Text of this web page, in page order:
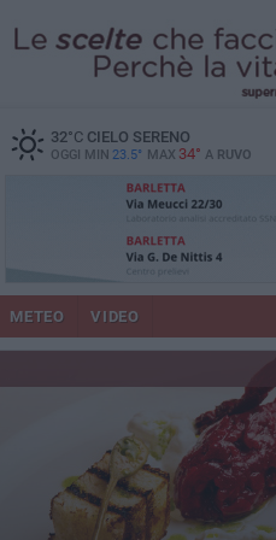
32°CCIELO SERENO
OGGI MIN 23.5° MAX 34° A RUVO
METEO VIDEO